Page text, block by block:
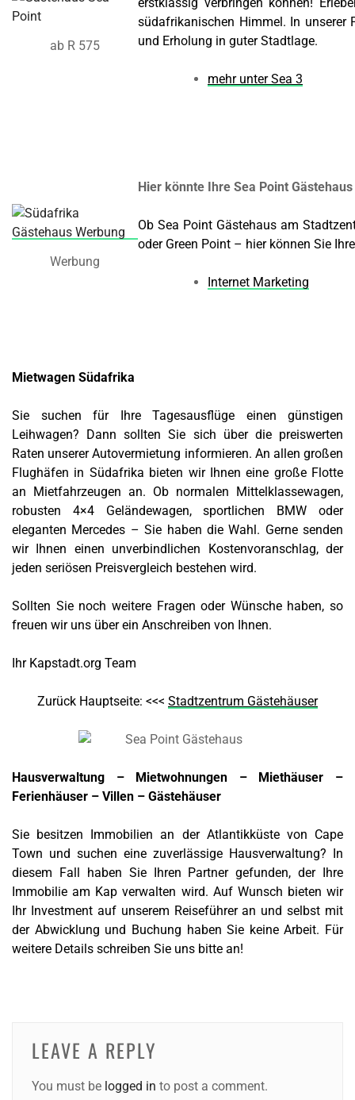
ab R 575
südafrikanischen Himmel. In unserer
und Erholung in guter Stadtlage.
mehr unter Sea 3
Werbung
Hier könnte Ihre Sea Point
Ob Sea Point Gästehaus am
oder Green Point – hier können Sie
Internet Marketing
Mietwagen Südafrika
Sie suchen für Ihre Tagesausflüge einen günstigen
Leihwagen? Dann sollten Sie sich über die preiswerten
Raten unserer Autovermietung informieren. An allen großen
Flughäfen in Südafrika bieten wir Ihnen eine große Flotte
an Mietfahrzeugen an. Ob normalen Mittelklassewagen,
robusten 4×4 Geländewagen, sportlichen BMW oder
eleganten Mercedes – Sie haben die Wahl. Gerne senden
wir Ihnen einen unverbindlichen Kostenvoranschlag, der
jeden seriösen Preisvergleich bestehen wird.
Sollten Sie noch weitere Fragen oder Wünsche haben, so
freuen wir uns über ein Anschreiben von Ihnen.
Ihr Kapstadt.org Team
Zurück Hauptseite: <<< Stadtzentrum Gästehäuser
Hausverwaltung – Mietwohnungen – Miethäuser –
Ferienhäuser – Villen – Gästehäuser
Sie besitzen Immobilien an der Atlantikküste von Cape
Town und suchen eine zuverlässige Hausverwaltung? In
diesem Fall haben Sie Ihren Partner gefunden, der Ihre
Immobilie am Kap verwalten wird. Auf Wunsch bieten wir
Ihr Investment auf unserem Reiseführer an und selbst mit
der Abwicklung und Buchung haben Sie keine Arbeit. Für
weitere Details schreiben Sie uns bitte an!
LEAVE A REPLY
You must be logged in to post a comment.